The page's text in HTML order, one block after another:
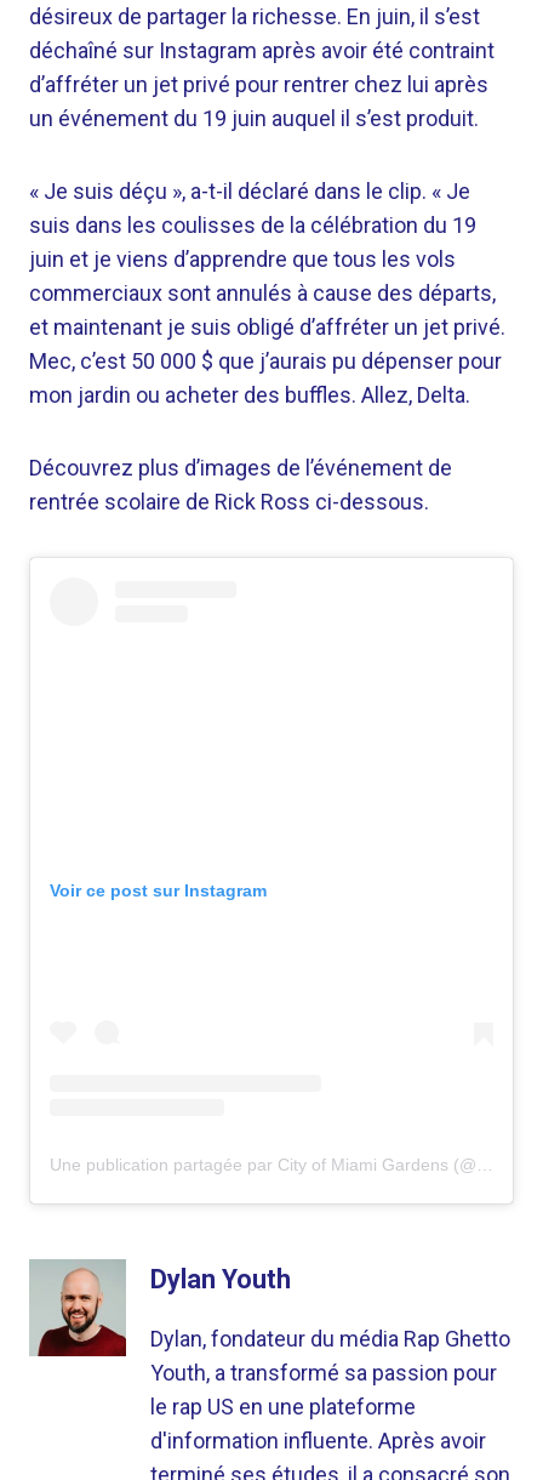
désireux de partager la richesse. En juin, il s’est
déchaîné sur Instagram après avoir été contraint
d’affréter un jet privé pour rentrer chez lui après
un événement du 19 juin auquel il s’est produit.
« Je suis déçu », a-t-il déclaré dans le clip. « Je
suis dans les coulisses de la célébration du 19
juin et je viens d’apprendre que tous les vols
commerciaux sont annulés à cause des départs,
et maintenant je suis obligé d’affréter un jet privé.
Mec, c’est 50 000 $ que j’aurais pu dépenser pour
mon jardin ou acheter des buffles. Allez, Delta.
Découvrez plus d’images de l’événement de
rentrée scolaire de Rick Ross ci-dessous.
Voir ce post sur Instagram
Dylan Youth
Dylan, fondateur du média Rap Ghetto
Youth, a transformé sa passion pour
le rap US en une plateforme
d'information influente. Après avoir
terminé ses études, il a consacré son